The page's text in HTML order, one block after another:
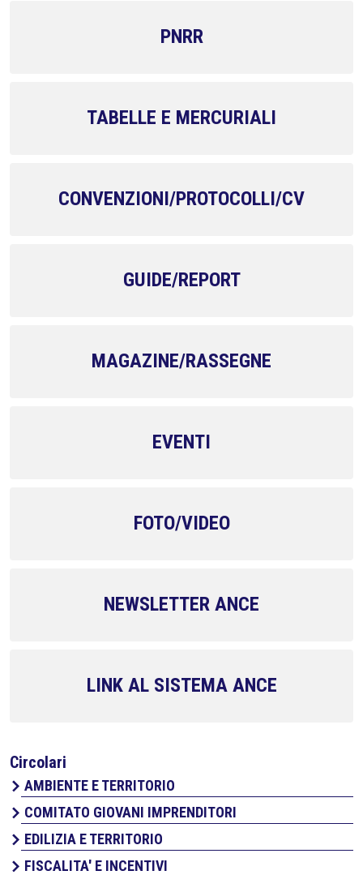
PNRR
TABELLE E MERCURIALI
CONVENZIONI/PROTOCOLLI/CV
GUIDE/REPORT
MAGAZINE/RASSEGNE
EVENTI
FOTO/VIDEO
NEWSLETTER ANCE
LINK AL SISTEMA ANCE
Circolari
AMBIENTE E TERRITORIO
COMITATO GIOVANI IMPRENDITORI
EDILIZIA E TERRITORIO
FISCALITA' E INCENTIVI